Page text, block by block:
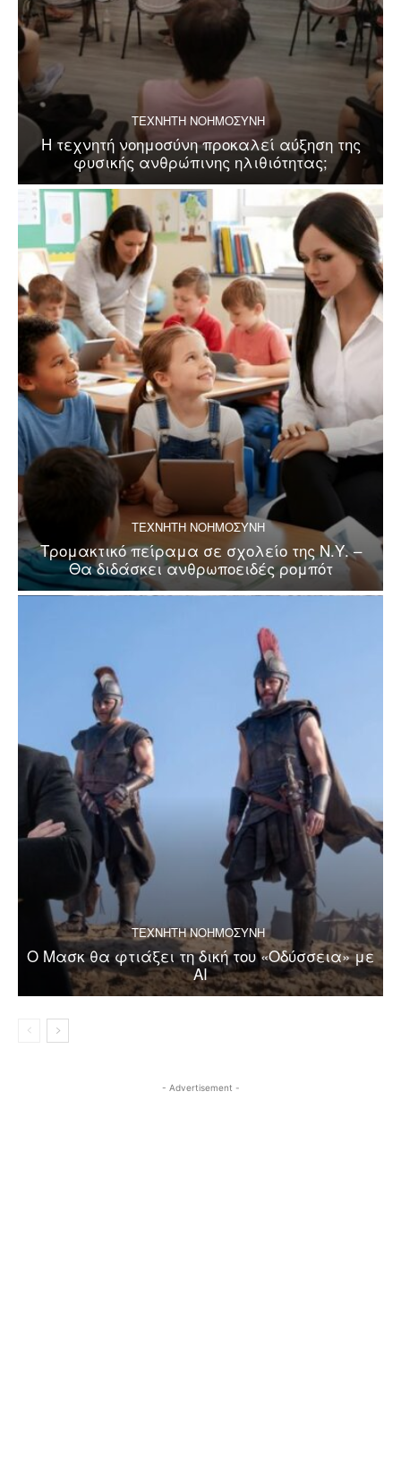
ΤΕΧΝΗΤΗ ΝΟΗΜΟΣΥΝΗ
Η τεχνητή νοημοσύνη προκαλεί αύξηση της
φυσικής ανθρώπινης ηλιθιότητας;
ΤΕΧΝΗΤΗ ΝΟΗΜΟΣΥΝΗ
Τρομακτικό πείραμα σε σχολείο της Ν.Υ. –
Θα διδάσκει ανθρωποειδές ρομπότ
ΤΕΧΝΗΤΗ ΝΟΗΜΟΣΥΝΗ
Ο Μασκ θα φτιάξει τη δική του «Οδύσσεια» με
AI
- Advertisement -